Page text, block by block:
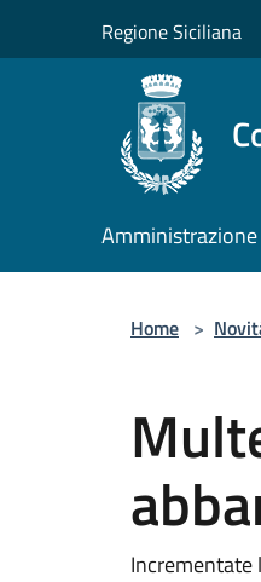
Regione Siciliana
Amministrazione
Home >
Incrementate